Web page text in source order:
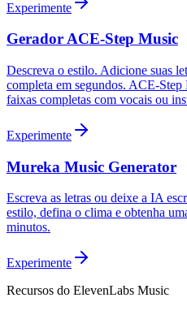
Experimente
Gerador ACE-Step Music
Descreva o estilo. Adicione suas
completa em segundos. ACE-
faixas completas com vocais ou
Experimente
Mureka Music Generator
Escreva as letras ou deixe a IA
estilo, defina o clima e obtenha
minutos.
Experimente
Recursos do ElevenLabs Music